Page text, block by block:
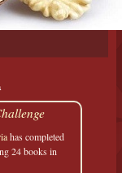
has completed
24 books in